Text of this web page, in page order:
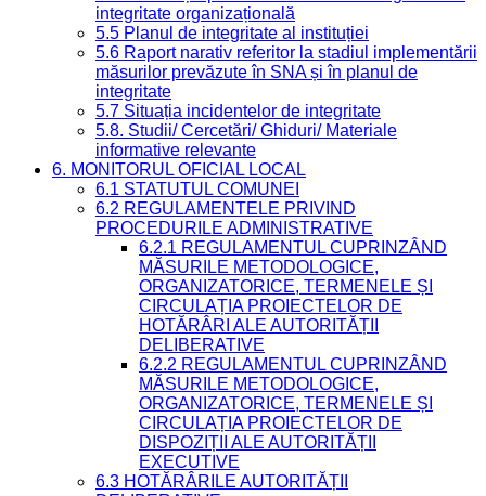
integritate organizațională
5.5 Planul de integritate al instituției
5.6 Raport narativ referitor la stadiul implementării
măsurilor prevăzute în SNA și în planul de
integritate
5.7 Situația incidentelor de integritate
5.8. Studii/ Cercetări/ Ghiduri/ Materiale
informative relevante
6. MONITORUL OFICIAL LOCAL
6.1 STATUTUL COMUNEI
6.2 REGULAMENTELE PRIVIND
PROCEDURILE ADMINISTRATIVE
6.2.1 REGULAMENTUL CUPRINZÂND
MĂSURILE METODOLOGICE,
ORGANIZATORICE, TERMENELE ȘI
CIRCULAȚIA PROIECTELOR DE
HOTĂRÂRI ALE AUTORITĂȚII
DELIBERATIVE
6.2.2 REGULAMENTUL CUPRINZÂND
MĂSURILE METODOLOGICE,
ORGANIZATORICE, TERMENELE ȘI
CIRCULAȚIA PROIECTELOR DE
DISPOZIȚII ALE AUTORITĂȚII
EXECUTIVE
6.3 HOTĂRÂRILE AUTORITĂȚII